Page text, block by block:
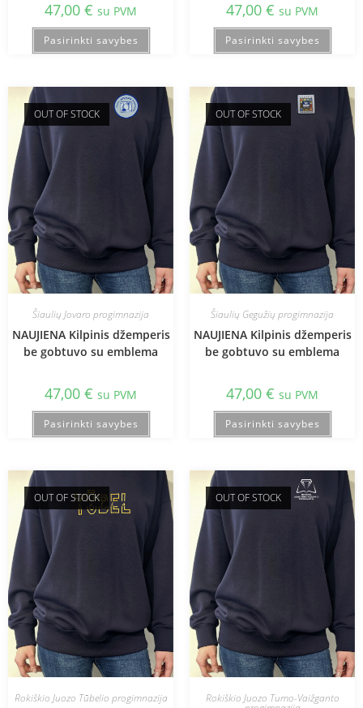
47,00 € su PVM
Pasirinkti savybes
47,00 € su PVM
Pasirinkti savybes
OUT OF STOCK
Šiaulių Jovaro progimnazija
NAUJIENA Kilpinis džemperis
be gobtuvo su emblema
47,00 € su PVM
Pasirinkti savybes
OUT OF STOCK
Šiaulių Gegužių progimnazija
NAUJIENA Kilpinis džemperis
be gobtuvo su emblema
47,00 € su PVM
Pasirinkti savybes
OUT OF STOCK
Rokiškio Juozo Tūbelio progimnazija
OUT OF STOCK
Rokiškio Juozo Tumo-Vaižganto